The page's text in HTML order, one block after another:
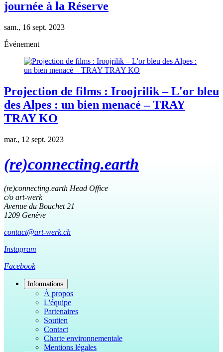
journée à la Réserve
sam., 16 sept. 2023
Événement
Projection de films : Iroojrilik – L'or bleu
des Alpes : un bien menacé – TRAY
TRAY KO
mar., 12 sept. 2023
(re)connecting.earth
(re)connecting.earth Head Office
c/o art-werk
Avenue du Bouchet 21
1209 Genève
contact@art-werk.ch
Instagram
Facebook
Informations
À propos
L'équipe
Partenaires
Soutien
Contact
Charte environnementale
Mentions légales